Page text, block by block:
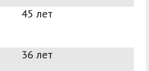
45 лет
36 лет